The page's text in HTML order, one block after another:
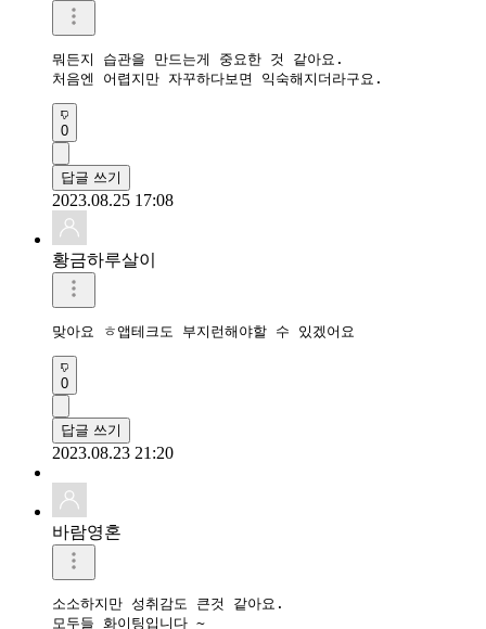
뭐든지 습관을 만드는게 중요한 것 같아요.
처음엔 어렵지만 자꾸하다보면 익숙해지더라구요.
0
답글 쓰기
2023.08.25 17:08
황금하루살이
맞아요 ㅎ앱테크도 부지런해야할 수 있겠어요
0
답글 쓰기
2023.08.23 21:20
바람영혼
소소하지만 성취감도 큰것 같아요.
모두들 화이팅입니다 ~